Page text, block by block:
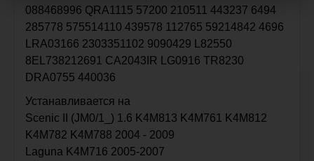
088468996 QRA1115 57200 210511 443237 6494
285778 575514110 439578 112765 59214842 4696
LRA03166 2303351102 9090429 L82550
8EL738212691 CA2043IR LG0916 TR8230
DRA0755 440036
Устанавливается на
Scenic II (JM0/1_) 1.6 K4M813 K4M761 K4M812
K4M782 K4M788 2004 - 2009
Laguna K4M716 2005-2007